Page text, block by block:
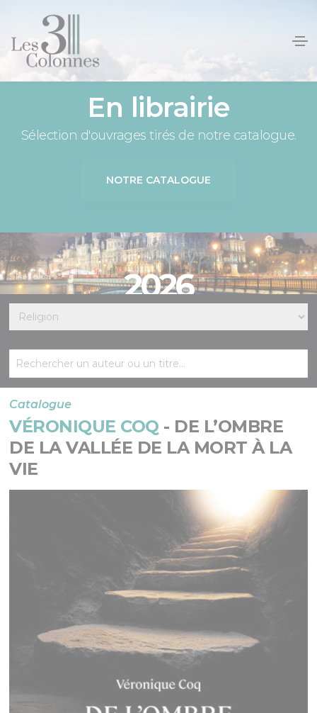
En librairie
Sélection d'ouvrages tirés de notre catalogue.
NOTRE CATALOGUE
2026
Catalogue
VÉRONIQUE COQ - DE L’OMBRE
DE LA VALLÉE DE LA MORT À LA
VIE